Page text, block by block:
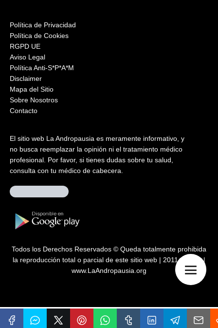
Política de Privacidad
Política de Cookies
RGPD UE
Aviso Legal
Política Anti-S*P*A*M
Disclaimer
Mapa del Sitio
Sobre Nosotros
Contacto
El sitio web La Andropausia es meramente informativo, y
no busca reemplazar la opinión ni el tratamiento médico
profesional. Por favor, si tienes dudas sobre tu salud,
consulta con tu médico de cabecera.
Todos los Derechos Reservados © Queda totalmente prohibida
la reproducción total o parcial de este sitio web | 2011 – 2026 |
www.LaAndropausia.org